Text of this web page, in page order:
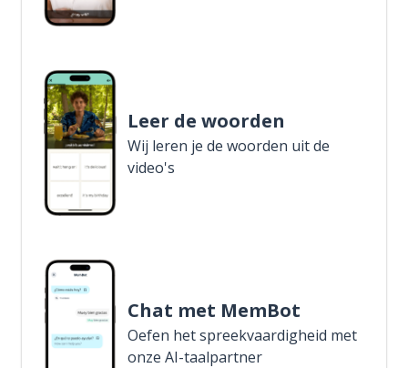
Leer de woorden
Wij leren je de woorden uit de
video's
Chat met MemBot
Oefen het spreekvaardigheid met
onze AI-taalpartner